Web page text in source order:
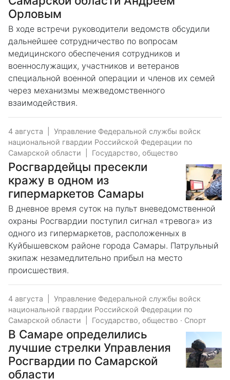
Орловым
В ходе встречи руководители ведомств обсудили
дальнейшее сотрудничество по вопросам
медицинского обеспечения сотрудников и
военнослужащих, участников и ветеранов
специальной военной операции и членов их семей
через механизмы межведомственного
взаимодействия.
4 августа
Управление Федеральной службы войск
национальной гвардии Российской Федерации по
Самарской области
Государство, общество
Росгвардейцы пресекли
кражу в одном из
гипермаркетов Самары
В дневное время суток на пульт вневедомственной
охраны Росгвардии поступил сигнал «тревога» из
одного из гипермаркетов, расположенных в
Куйбышевском районе города Самары. Патрульный
экипаж незамедлительно прибыл на место
происшествия.
4 августа
Управление Федеральной службы войск
национальной гвардии Российской Федерации по
Самарской области
Государство, общество · Спорт
В Самаре определились
лучшие стрелки Управления
Росгвардии по Самарской
области